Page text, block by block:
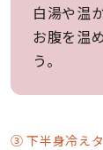
白湯や温
お腹を温
う。
③ 下半身冷え